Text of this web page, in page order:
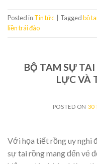
Posted in Tin tức Taggedbộ
liền trái đào
BỘ TAM SỰ
LỰC VÀ
POSTED ON 30
Với họa tiết rồng uy nghi
sự tai rồng mang đến vẻ